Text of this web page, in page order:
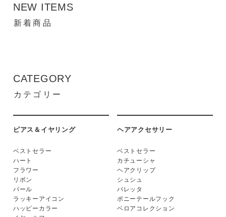
NEW ITEMS
新着商品
CATEGORY
カテゴリー
ピアス＆イヤリング
ベストセラー
ハート
フラワー
リボン
パール
ラッキーアイコン
ハッピーカラー
ヘアアクセサリー
ベストセラー
カチューシャ
ヘアクリップ
シュシュ
バレッタ
ポニーテールフック
ベロアコレクション